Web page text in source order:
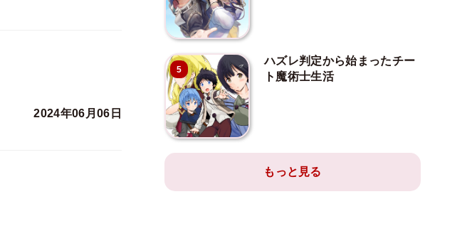
2024年06月06日
5
ハズレ判定から始まったチー
ト魔術士生活
もっと見る